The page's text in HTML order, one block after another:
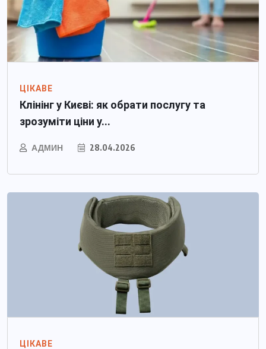
ЦІКАВЕ
Клінінг у Києві: як обрати послугу та
зрозуміти ціни у...
АДМИН 28.04.2026
ЦІКАВЕ